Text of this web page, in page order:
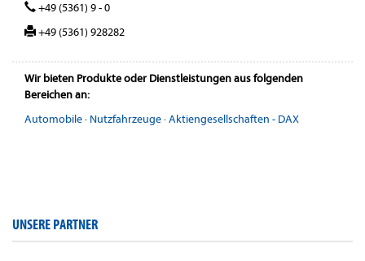
+49 (5361) 9 - 0
+49 (5361) 928282
Wir bieten Produkte oder Dienstleistungen aus folgenden
Bereichen an:
Automobile· Nutzfahrzeuge·Aktiengesellschaften - DAX
UNSERE PARTNER